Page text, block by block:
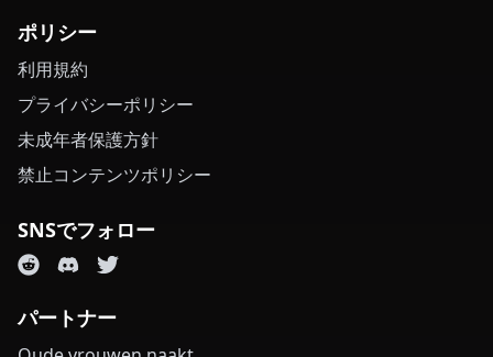
ポリシー
利用規約
プライバシーポリシー
未成年者保護方針
禁止コンテンツポリシー
SNSでフォロー
パートナー